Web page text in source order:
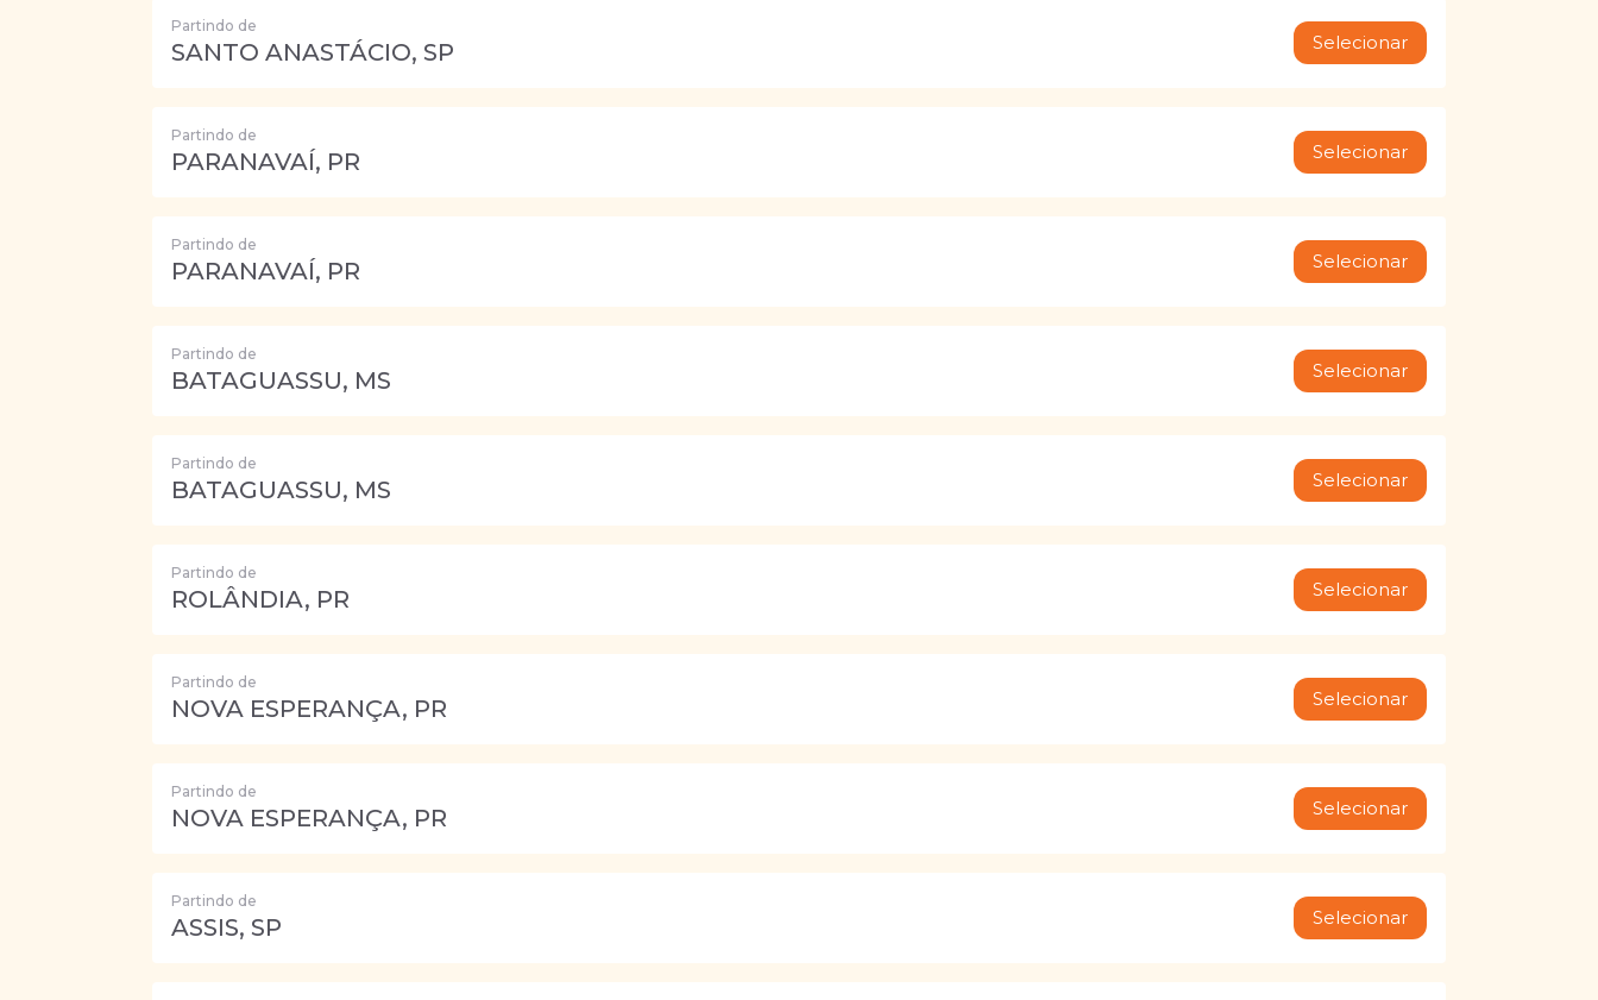
Partindo de
SANTO ANASTÁCIO, SP Selecionar
Partindo de
PARANAVAÍ, PR Selecionar
Partindo de
PARANAVAÍ, PR Selecionar
Partindo de
BATAGUASSU, MS Selecionar
Partindo de
BATAGUASSU, MS Selecionar
Partindo de
ROLÂNDIA, PR Selecionar
Partindo de
NOVA ESPERANÇA, PR Selecionar
Partindo de
NOVA ESPERANÇA, PR Selecionar
Partindo de
ASSIS, SP Selecionar